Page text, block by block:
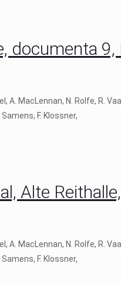
documenta 9,
MacLennan, N. Rolfe, R.
F. Klossner,
Alte
MacLennan, N. Rolfe, R.
F. Klossner,